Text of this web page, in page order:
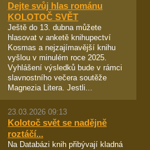
Dejte svůj hlas románu
KOLOTOČ SVĚT
Ještě do 13. dubna můžete
hlasovat v anketě knihupectví
Kosmas a nejzajímavější knihu
vyšlou v minulém roce 2025.
Vyhlášení výsledků bude v rámci
slavnostního večera soutěže
Magnezia Litera. Jestli...
23.03.2026 09:13
Kolotoč svět se nadějně
roztáčí...
Na Databázi knih přibývají kladná